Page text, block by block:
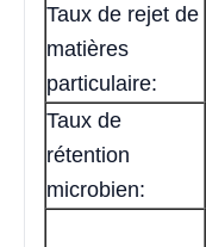
Taux de rejet de
matières
particulaire:
Taux de
rétention
microbien: